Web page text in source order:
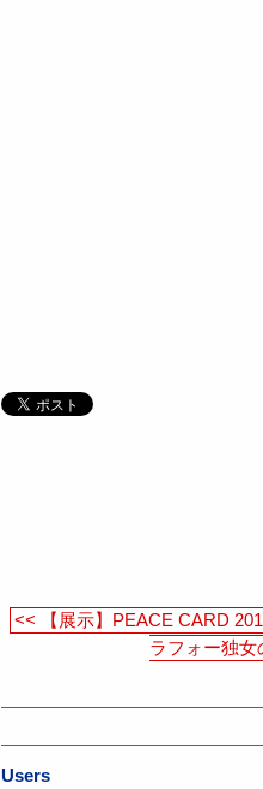
<< 【展示】PEACE CARD
ラフォー独
Users